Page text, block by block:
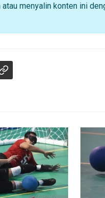
menyalin konten ini